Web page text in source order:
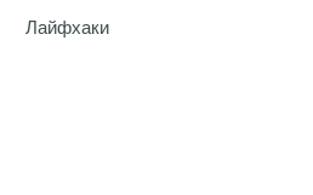
Лайфхаки